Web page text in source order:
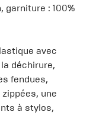
garniture : 100%
avec
déchirure,
fendues,
une
à stylos,